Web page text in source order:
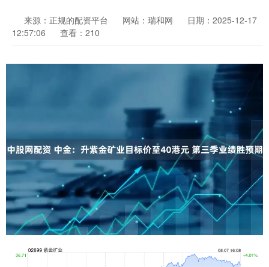
来源：正规的配资平台 网站：瑞和网
日期：2025-12-17
12:57:06
查看：210